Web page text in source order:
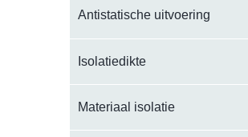
Antistatische uitvoering
Isolatiedikte
Materiaal isolatie